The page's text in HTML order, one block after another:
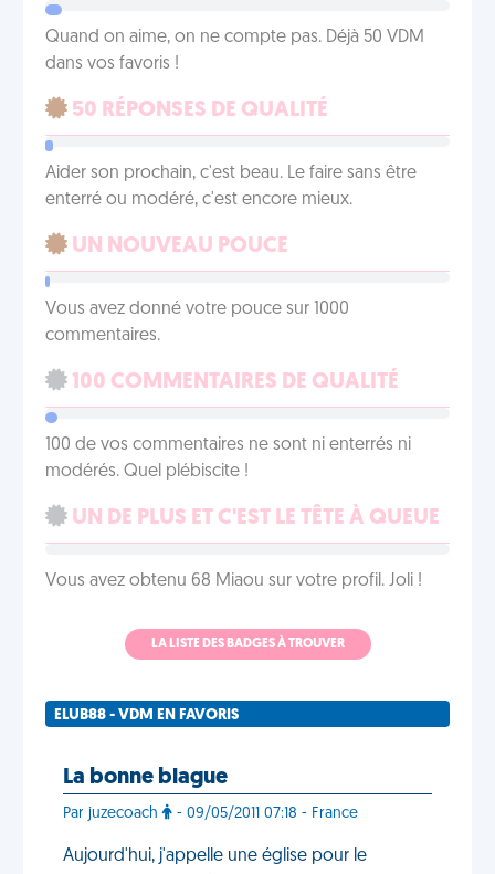
Quand on aime, on ne compte pas. Déjà 50 VDM
dans vos favoris !
50 RÉPONSES DE QUALITÉ
Aider son prochain, c'est beau. Le faire sans être
enterré ou modéré, c'est encore mieux.
UN NOUVEAU POUCE
Vous avez donné votre pouce sur 1000
commentaires.
100 COMMENTAIRES DE QUALITÉ
100 de vos commentaires ne sont ni enterrés ni
modérés. Quel plébiscite !
UN DE PLUS ET C'EST LE TÊTE À QUEUE
Vous avez obtenu 68 Miaou sur votre profil. Joli !
LA LISTE DES BADGES À TROUVER
ELUB88 - VDM EN FAVORIS
La bonne blague
Par juzecoach - 09/05/2011 07:18 - France
Aujourd'hui, j'appelle une église pour le